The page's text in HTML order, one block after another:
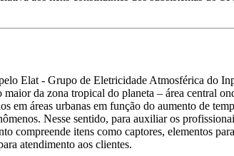
Elat - Grupo de Eletricidade Atmosférica do
da zona tropical do planeta – área central
em áreas urbanas em função do aumento de
Nesse sentido, para auxiliar os
compreende itens como captores, elementos
atendimento aos clientes.